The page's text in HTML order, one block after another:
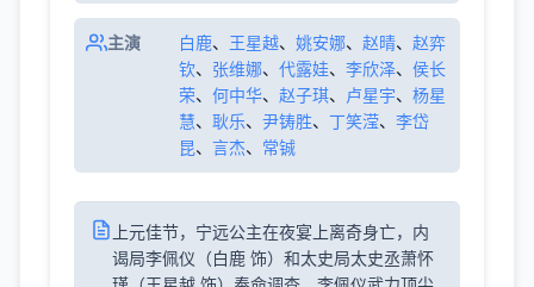
主演 白鹿、 王星越、 姚安娜、 赵晴、 赵弈
钦、 张维娜、 代露娃、 李欣泽、 侯长
荣、 何中华、 赵子琪、 卢星宇、 杨星
慧、 耿乐、 尹铸胜、 丁笑滢、 李岱
昆、 言杰、 常铖
上元佳节，宁远公主在夜宴上离奇身亡，内
谒局李佩仪（白鹿 饰）和太史局太史丞萧怀